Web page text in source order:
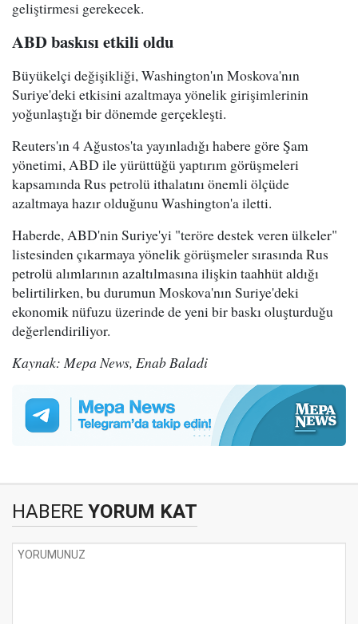
geliştirmesi gerekecek.
ABD baskısı etkili oldu
Büyükelçi değişikliği, Washington'ın Moskova'nın
Suriye'deki etkisini azaltmaya yönelik girişimlerinin
yoğunlaştığı bir dönemde gerçekleşti.
Reuters'ın 4 Ağustos'ta yayınladığı habere göre Şam
yönetimi, ABD ile yürüttüğü yaptırım görüşmeleri
kapsamında Rus petrolü ithalatını önemli ölçüde
azaltmaya hazır olduğunu Washington'a iletti.
Haberde, ABD'nin Suriye'yi "teröre destek veren ülkeler"
listesinden çıkarmaya yönelik görüşmeler sırasında Rus
petrolü alımlarının azaltılmasına ilişkin taahhüt aldığı
belirtilirken, bu durumun Moskova'nın Suriye'deki
ekonomik nüfuzu üzerinde de yeni bir baskı oluşturduğu
değerlendiriliyor.
Kaynak: Mepa News, Enab Baladi
HABERE YORUM KAT